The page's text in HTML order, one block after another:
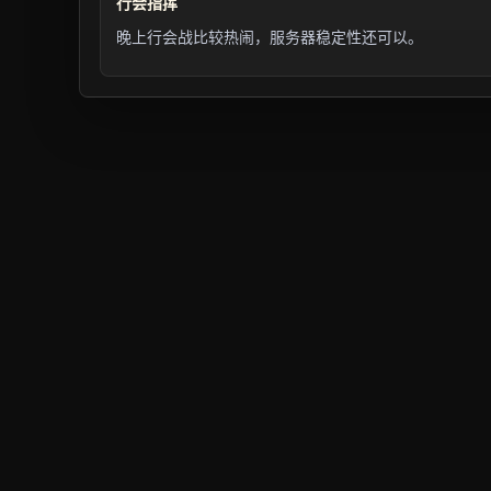
晚上行会战比较热闹，服务器稳定性还可以。